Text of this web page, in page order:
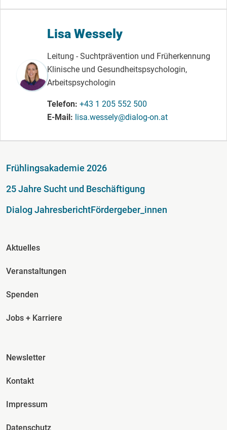
Lisa Wessely
Leitung - Suchtprävention und Früherkennung
Klinische und Gesundheitspsychologin,
Arbeitspsychologin
Telefon +43 1 205 552 500
E-Mail lisa.wessely@dialog-on.at
Fußzeile
Frühlingsakademie 2026
25 Jahre Sucht und Beschäftigung
Dialog JahresberichtFördergeber_innen
Fusszeile Spalte 2
Aktuelles
Veranstaltungen
Spenden
Jobs + Karriere
Fusszeile Spalte 3
Newsletter
Kontakt
Impressum
Datenschutz